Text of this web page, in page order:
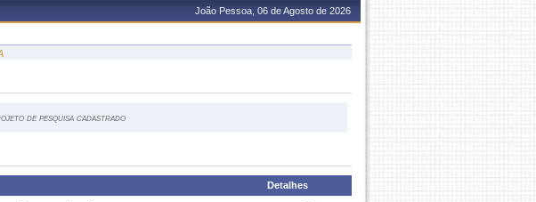
João Pessoa, 06 de Agosto de 2026
de pesquisa cadastrado
Detalhes